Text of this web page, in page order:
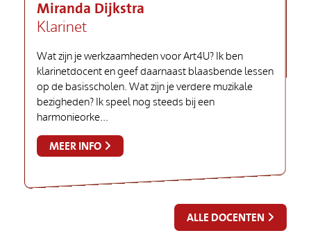
Miranda Dijkstra
Klarinet
Wat zijn je werkzaamheden voor Art4U? Ik ben
klarinetdocent en geef daarnaast blaasbende lessen
op de basisscholen. Wat zijn je verdere muzikale
bezigheden? Ik speel nog steeds bij een
harmonieorke...
MEER INFO
ALLE DOCENTEN